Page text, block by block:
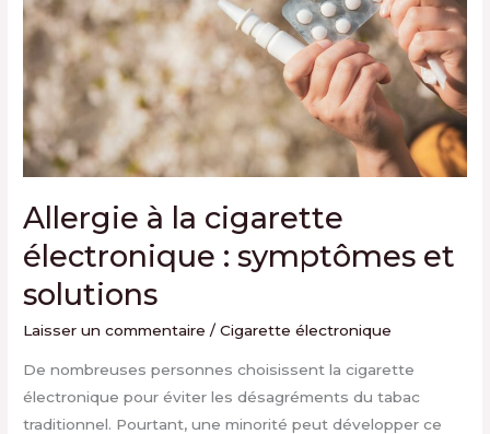
Allergie à la cigarette
électronique : symptômes et
solutions
Laisser un commentaire /Cigarette électronique
De nombreuses personnes choisissent la cigarette
électronique pour éviter les désagréments du tabac
traditionnel. Pourtant, une minorité peut développer ce
symptômes
et
solutions